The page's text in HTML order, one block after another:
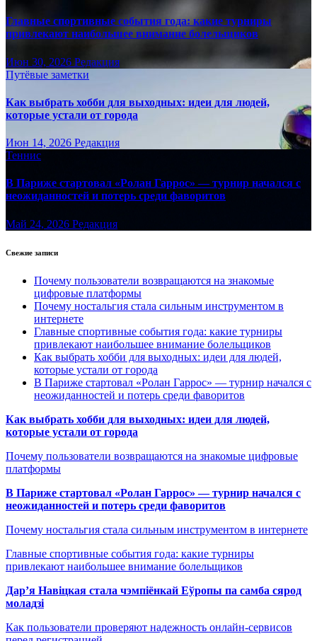
Главные спортивные события года: какие турниры
привлекают наибольшее внимание болельщиков
Июн 30, 2026 Редакция
Путёвые заметки
Как выбрать хобби для выходных: идеи для людей,
которые устали от города
Июн 14, 2026 Редакция
Теннис
В Париже стартовал «Ролан Гаррос» — турнир начался с
неожиданностей и потерь среди фаворитов
Май 24, 2026 Редакция
Свежие записи
Почему пользователи возвращаются на знакомые
цифровые платформы
Почему ностальгия стала сильным инструментом в
интернете
Главные спортивные события года: какие турниры
привлекают наибольшее внимание болельщиков
Как выбрать хобби для выходных: идеи для людей,
которые устали от города
В Париже стартовал «Ролан Гаррос» — турнир начался с
неожиданностей и потерь среди фаворитов
Как выбрать хобби для выходных: идеи для людей,
которые устали от города
Почему пользователи возвращаются на знакомые цифровые
платформы
В Париже стартовал «Ролан Гаррос» — турнир начался с
неожиданностей и потерь среди фаворитов
Почему ностальгия стала сильным инструментом в интернете
Главные спортивные события года: какие турниры
привлекают наибольшее внимание болельщиков
Дар’я Навіцкая стала чэмпіёнкай Еўропы па самба сярод
моладзі
Как пользователи проверяют надежность онлайн-сервисов